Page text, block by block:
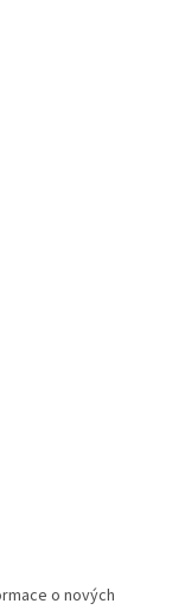
o nových